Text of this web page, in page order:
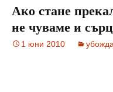
Ако стане
не чуваме и
1 юни 2010